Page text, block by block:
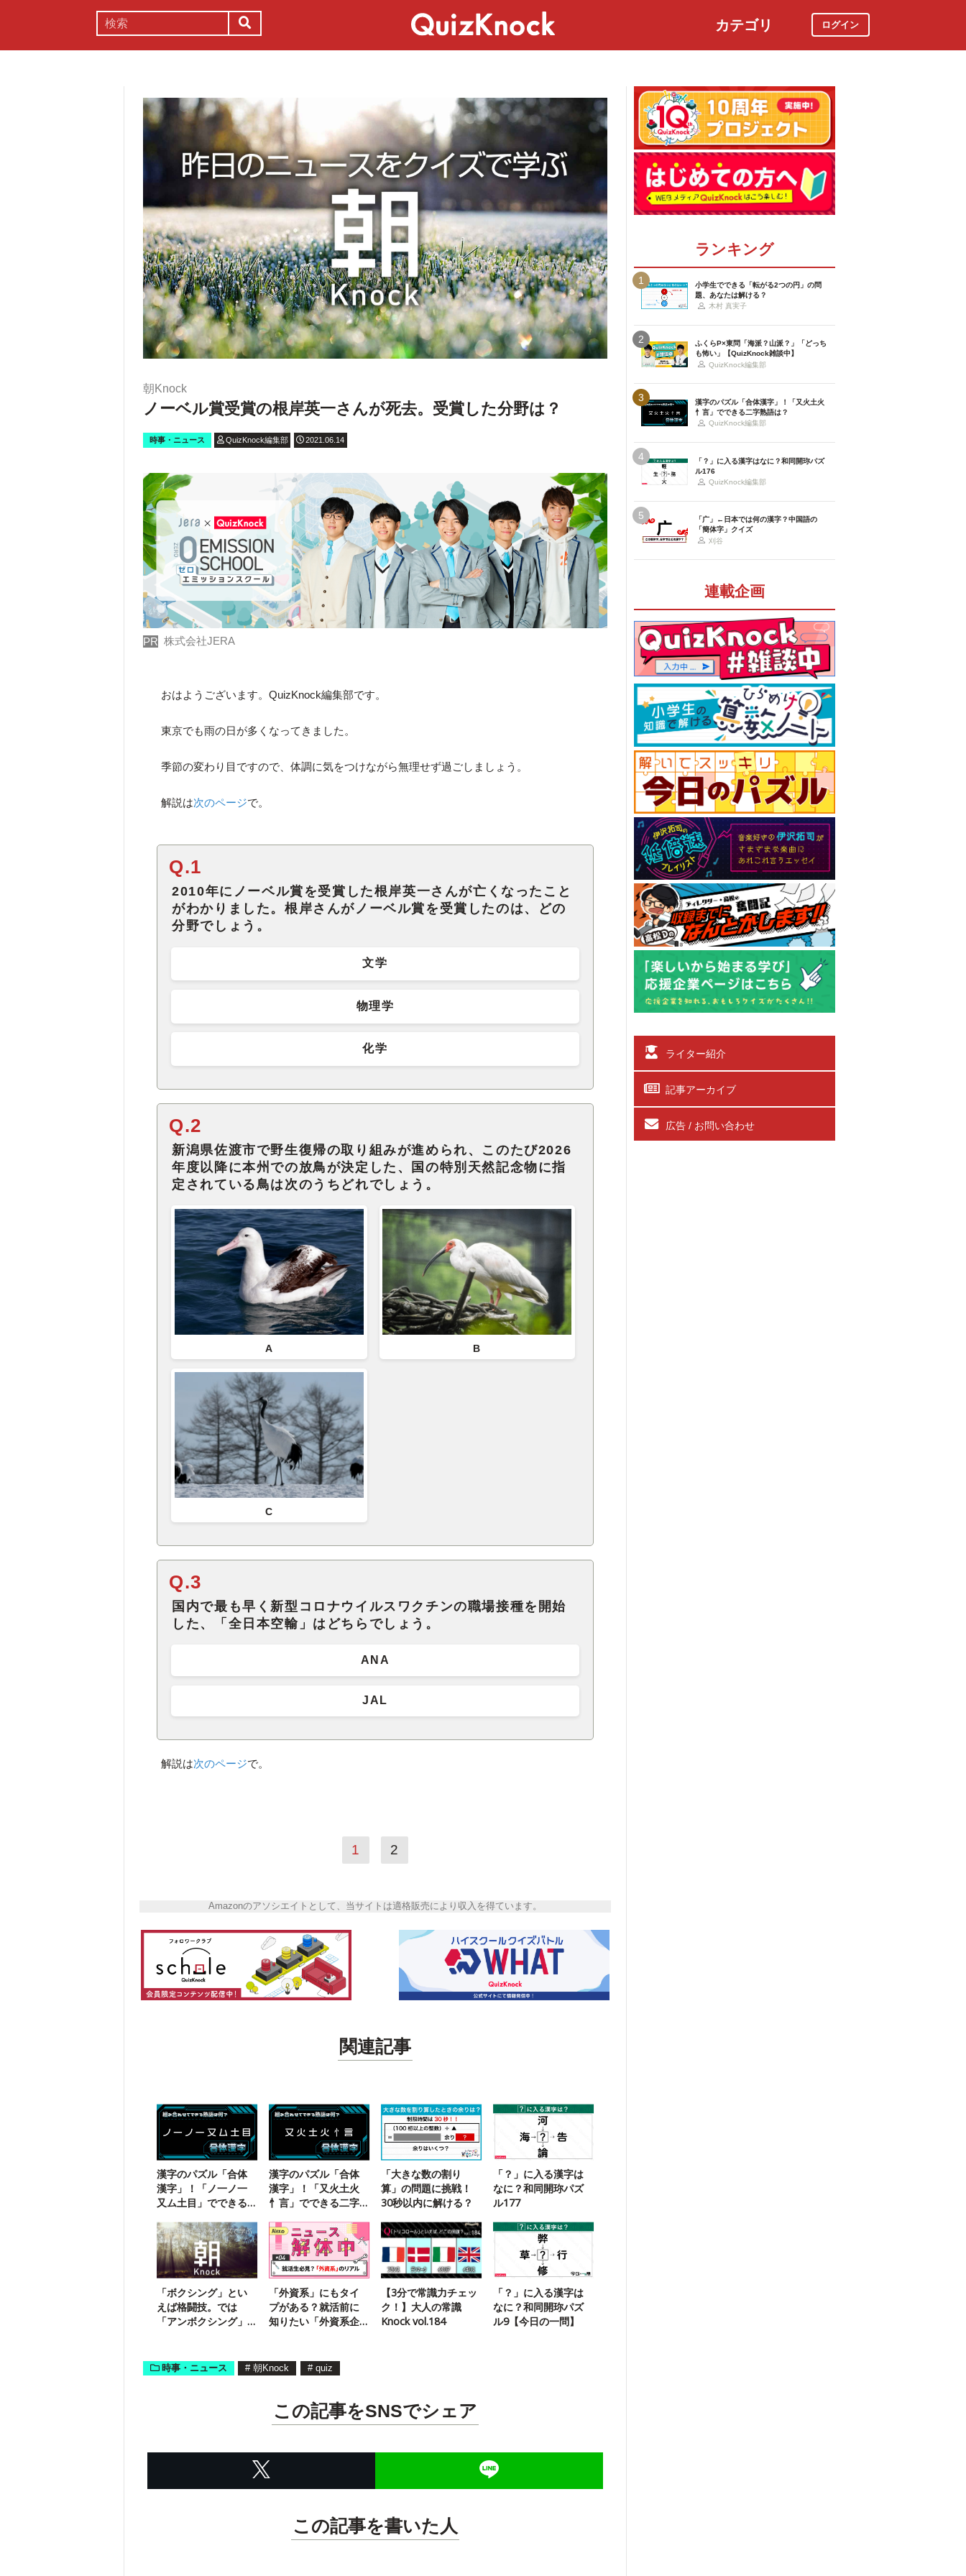
カテゴリ ログイン
朝Knock
ノーベル賞受賞の根岸英一さんが死去。受賞した分野は？
時事・ニュース QuizKnock編集部 2021.06.14
PR 株式会社JERA
おはようございます。QuizKnock編集部です。
東京でも雨の日が多くなってきました。
季節の変わり目ですので、体調に気をつけながら無理せず過ごしましょう。
解説は次のページで。
Q.1
2010年にノーベル賞を受賞した根岸英一さんが亡くなったこと
がわかりました。根岸さんがノーベル賞を受賞したのは、どの
分野でしょう。
文学
物理学
化学
Q.2
新潟県佐渡市で野生復帰の取り組みが進められ、このたび2026
年度以降に本州での放鳥が決定した、国の特別天然記念物に指
定されている鳥は次のうちどれでしょう。
A B
C
Q.3
国内で最も早く新型コロナウイルスワクチンの職場接種を開始
した、「全日本空輸」はどちらでしょう。
ANA
JAL
解説は次のページで。
1 2
Amazonのアソシエイトとして、当サイトは適格販売により収入を得ています。
関連記事
漢字のパズル「合体
漢字」！「ノ一ノ一
又ム土目」でできる
漢字のパズル「合体
漢字」！「又火土火
忄言」でできる二字
「大きな数の割り
算」の問題に挑戦！
30秒以内に解ける？
「？」に入る漢字は
なに？和同開珎パズ
ル177
「ボクシング」とい
えば格闘技。では
「アンボクシング」
「外資系」にもタイ
プがある？就活前に
知りたい「外資系企
【3分で常識力チェッ
ク！】大人の常識
Knock vol.184
「？」に入る漢字は
なに？和同開珎パズ
ル9【今日の一問】
時事・ニュース # 朝Knock # quiz
この記事をSNSでシェア
この記事を書いた人
ランキング
1
小学生でできる「転がる2つの円」の問
題、あなたは解ける？
木村 真実子
2
ふくらP×東問「海派？山派？」「どっち
も怖い」【QuizKnock雑談中】
QuizKnock編集部
3
漢字のパズル「合体漢字」！「又火土火
忄言」でできる二字熟語は？
QuizKnock編集部
4
「？」に入る漢字はなに？和同開珎パズ
ル176
QuizKnock編集部
5
「广」←日本では何の漢字？中国語の
「簡体字」クイズ
刈谷
連載企画
ライター紹介
記事アーカイブ
広告 / お問い合わせ